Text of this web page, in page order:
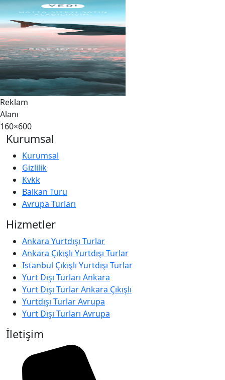
Reklam
Alanı
160×600
Kurumsal
Kurumsal
Gizlilik
Kvkk
Balkan Turu
Avrupa Turları
Hizmetler
Ankara Yurtdışı Turlar
Ankara Çıkışlı Yurtdışı Turlar
Istanbul Çıkışlı Yurtdışı Turlar
Yurt Dışı Turları Ankara
Yurt Dışı Turlar Ankara Çıkışlı
Yurtdışı Turlar Avrupa
Yurt Dışı Turları Avrupa
İletişim